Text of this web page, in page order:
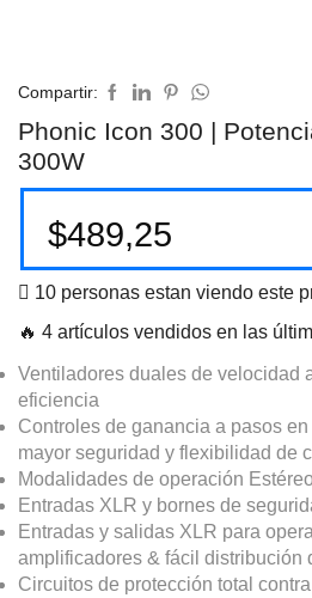
Compartir:
Phonic Icon 300 |
300W
$489,25
10 personas estan viendo este
🔥 4 artículos vendidos en las
Ventiladores duales de velocidad
eficiencia
Controles de ganancia a pasos
mayor seguridad y flexibilidad de
Modalidades de operación
Entradas XLR y bornes de
Entradas y salidas XLR para
amplificadores & fácil distribución
Circuitos de protección total